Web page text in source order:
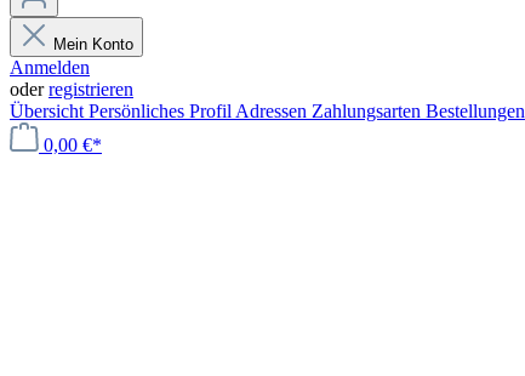
Mein Konto
Anmelden
oderregistrieren
Übersicht Persönliches Profil Adressen Zahlungsarten Bestellungen
0,00 €*